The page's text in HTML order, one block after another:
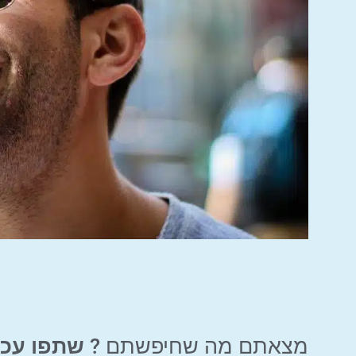
מצאתם מה שחיפשתם ? שתפו